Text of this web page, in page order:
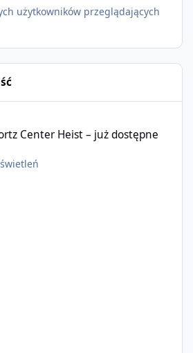
użytkowników przeglądających
Center Heist – już dostępne